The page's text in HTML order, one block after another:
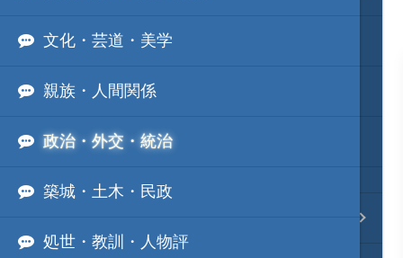
文化・芸道・美学
親族・人間関係
政治・外交・統治
築城・土木・民政
処世・教訓・人物評
戦国ニュース
寺社・城・庭園ニュース
信長の野望ニュース